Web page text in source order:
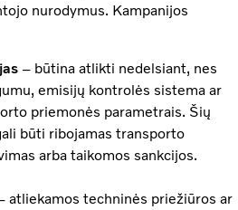
nurodymus. Kampanijos
– būtina atlikti nedelsiant, nes
emisijų kontrolės sistema ar
priemonės parametrais. Šių
būti ribojamas transporto
arba taikomos sankcijos.
atliekamos techninės priežiūros ar